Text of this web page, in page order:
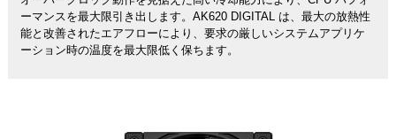
ーマンスを最大限引き出します。AK620 DIGITAL は、最大の放熱性
能と改善されたエアフローにより、要求の厳しいシステムアプリケ
ーション時の温度を最大限低く保ちます。